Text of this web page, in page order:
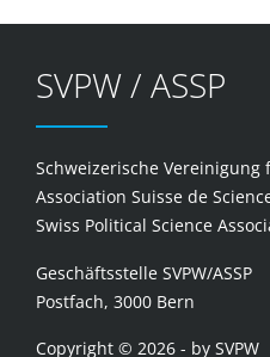
SVPW / ASSP
Schweizerische
Association Suisse de
Swiss Political Science
Geschäftsstelle SVPW/ASSP
Postfach, 3000 Bern
Copyright © 2026 - by SVPW